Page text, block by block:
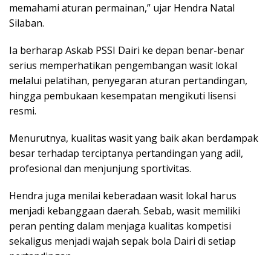
memahami aturan permainan,” ujar Hendra Natal
Silaban.
Ia berharap Askab PSSI Dairi ke depan benar-benar
serius memperhatikan pengembangan wasit lokal
melalui pelatihan, penyegaran aturan pertandingan,
hingga pembukaan kesempatan mengikuti lisensi
resmi.
Menurutnya, kualitas wasit yang baik akan berdampak
besar terhadap terciptanya pertandingan yang adil,
profesional dan menjunjung sportivitas.
Hendra juga menilai keberadaan wasit lokal harus
menjadi kebanggaan daerah. Sebab, wasit memiliki
peran penting dalam menjaga kualitas kompetisi
sekaligus menjadi wajah sepak bola Dairi di setiap